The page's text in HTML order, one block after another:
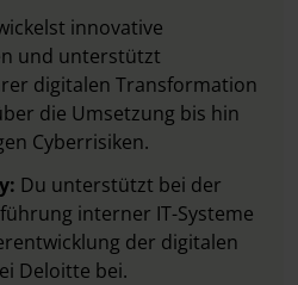
innovative
und unterstützt
digitalen Transformation
die Umsetzung bis hin
Cyberrisiken.
Du unterstützt bei der
interner IT-Systeme
der digitalen
Deloitte bei.